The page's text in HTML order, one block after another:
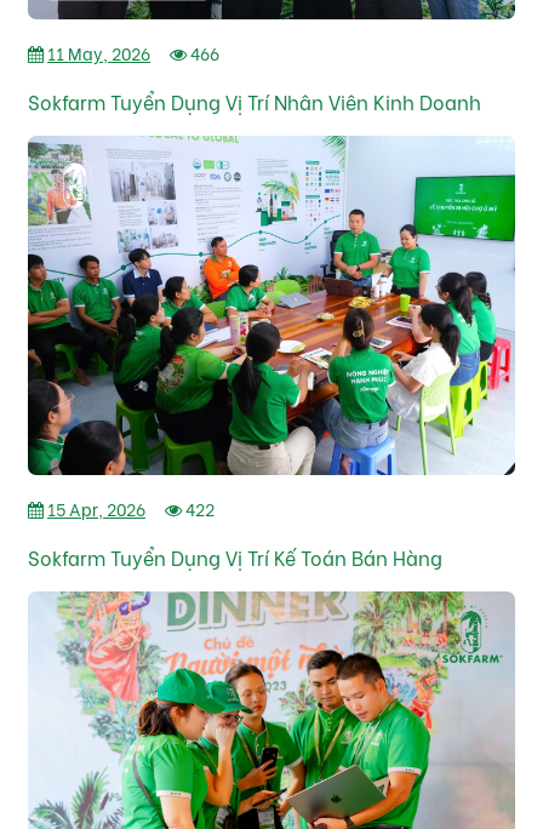
11 May, 2026 466
Sokfarm Tuyển Dụng Vị Trí Nhân Viên Kinh Doanh
15 Apr, 2026 422
Sokfarm Tuyển Dụng Vị Trí Kế Toán Bán Hàng